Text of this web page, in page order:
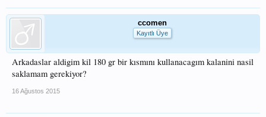
ccomen
Kayıtlı Üye
Arkadaslar aldigim kil 180 gr bir kısmını kullanacagım kalanini nasil
saklamam gerekiyor?
16 Ağustos 2015